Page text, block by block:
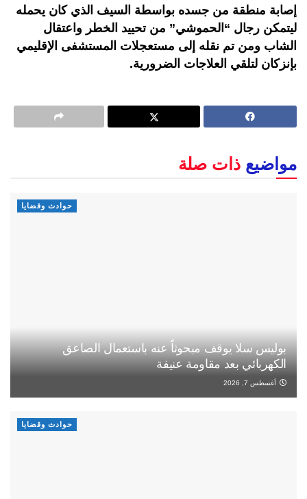
إصابة منطقة من جسده بواسطة السيف الذي كان يحمله
ليتمكن رجال “الحموشي” من تحييد الخطر واعتقال
الشاب ومن تم نقله إلى مستعجلات المستشفى الإقليمي
بإنزكان لتلقي العلاجات الضرورية.
مواضيع ذات صلة
حوادث وقضايا
بوليس سلا يوقف مبحوثاً عنه باستعمال الصاعق
الكهربائي بعد مقاومة عنيفة
أغسطس 7, 2026
حوادث وقضايا